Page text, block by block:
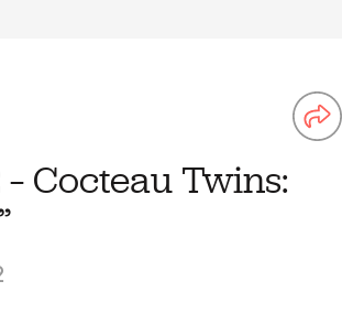
Cocteau Twins: